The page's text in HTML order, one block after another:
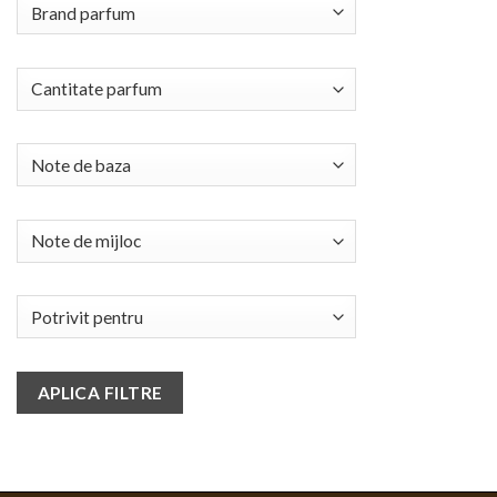
APLICA FILTRE